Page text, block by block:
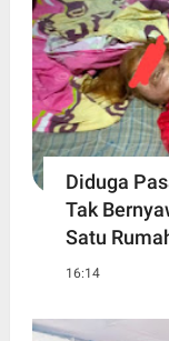
Diduga
Tak
Satu
16:14